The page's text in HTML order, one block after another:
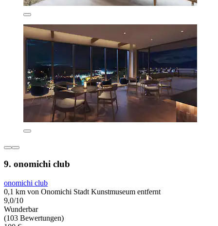
9. onomichi club
onomichi club
0,1 km von Onomichi Stadt Kunstmuseum entfernt
9,0/10
Wunderbar
(103 Bewertungen)